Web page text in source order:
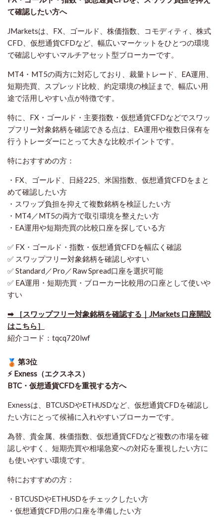
て確認したい方へ
JMarketsは、FX、ゴールド、株価指数、コモディティ、株式
CFD、仮想通貨CFDなど、幅広いマーケットをひとつの環境
で確認しやすいマルチアセット型ブローカーです。
MT4・MT5の両方に対応しており、裁量トレード、EA運用、
短期売買、スプレッド比較、約定環境の検証まで、幅広い用
途で活用しやすい点が特徴です。
特に、FX・ゴールド・主要指数・仮想通貨CFDなどでスワッ
プフリー対象銘柄を確認できる点は、EA運用や複数日保有を
行うトレーダーにとって大きな比較ポイントです。
特におすすめの方：
・FX、ゴールド、日経225、米国指数、仮想通貨CFDをまと
めて確認したい方
・スワップ負担を抑えて複数銘柄を検証したい方
・MT4／MT5の両方で取引環境を整えたい方
・EA運用や短期売買の比較口座を探している方
✅ FX・ゴールド・指数・仮想通貨CFDを幅広く確認
✅ スワップフリー対象銘柄を確認しやすい
✅ Standard／Pro／Raw Spread口座を選択可能
✅ EA運用・短期売買・ブローカー比較用の口座として使いや
すい
➡ ［スワップフリー対象銘柄を確認する｜JMarkets 口座開設
はこちら］
紹介コード：tqcq720lwf
第3位
⚡ Exness（エクスネス）
BTC・仮想通貨CFDを重視する方へ
Exnessは、BTCUSDやETHUSDなど、仮想通貨CFDを確認し
たい方にとって候補に入れやすいブローカーです。
為替、貴金属、株価指数、仮想通貨CFDなど複数の市場を確
認しやすく、短期売買や相場急変への対応を重視したい方に
も使いやすい環境です。
特におすすめの方：
・BTCUSDやETHUSDをチェックしたい方
・仮想通貨CFD用の口座を準備したい方